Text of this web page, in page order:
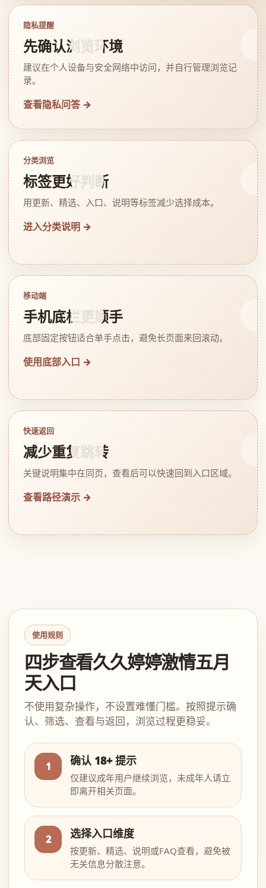
隐私提醒
先确认浏览环境
建议在个人设备与安全网络中访问，并自行管理浏览记
录。
查看隐私问答 →
分类浏览
标签更好判断
用更新、精选、入口、说明等标签减少选择成本。
进入分类说明 →
移动端
手机底栏更顺手
底部固定按钮适合单手点击，避免长页面来回滚动。
使用底部入口 →
快速返回
减少重复跳转
关键说明集中在同页，查看后可以快速回到入口区域。
查看路径演示 →
使用规则
四步查看久久婷婷激情五月
天入口
不使用复杂操作，不设置难懂门槛。按照提示确
认、筛选、查看与返回，浏览过程更稳妥。
1 确认 18+ 提示
仅建议成年用户继续浏览，未成年人请立
即离开相关页面。
2 选择入口维度
按更新、精选、说明或FAQ查看，避免被
无关信息分散注意。